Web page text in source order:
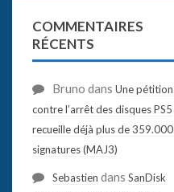
COMMENTAIRES
RÉCENTS
Bruno dans Une pétition
contre l’arrêt des disques PS5
recueille déjà plus de 359.000
signatures (MAJ3)
Sebastien dans SanDisk